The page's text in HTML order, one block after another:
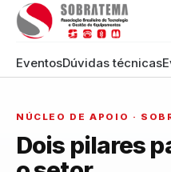
EventosDúvidas técnicas
NÚCLEO DE APOIO ·
Dois pilares